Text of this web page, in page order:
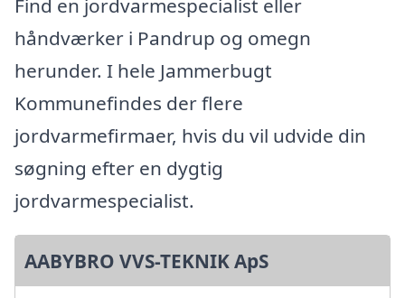
Find en jordvarmespecialist eller
håndværker i Pandrup og omegn
herunder. I hele Jammerbugt
Kommunefindes der flere
jordvarmefirmaer, hvis du vil udvide din
søgning efter en dygtig
jordvarmespecialist.
AABYBRO VVS-TEKNIK ApS